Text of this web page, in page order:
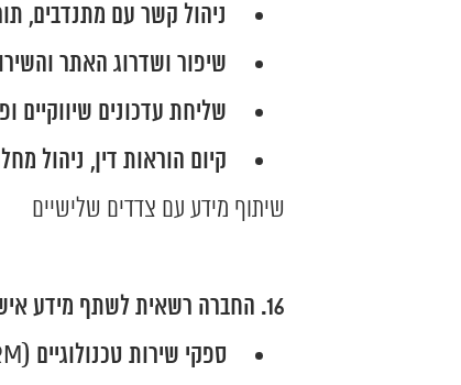
ניהול קשר עם מתנדבים,
שיפור ושדרוג האתר
שליחת עדכונים שיווקיים
קיום הוראות דין, ניהול
שיתוף מידע עם צדדים שלישיים
החברה רשאית לשתף מידע
ספקי שירות טכנולוגיים (CRM) אירוח אתרים, שירותי ענן, מערכות.